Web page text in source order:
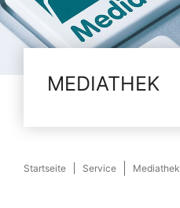
MEDIATHEK
Startseite Service Mediathek